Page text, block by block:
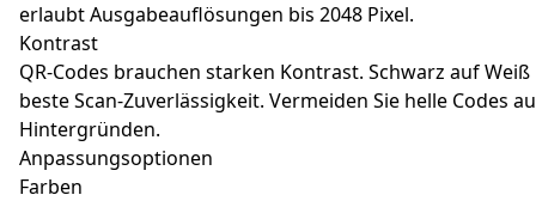
erlaubt Ausgabeauflösungen bis 2048 Pixel.
Kontrast
QR-Codes brauchen starken Kontrast. Schwarz auf
beste Scan-Zuverlässigkeit. Vermeiden Sie helle Codes
Hintergründen.
Anpassungsoptionen
Farben